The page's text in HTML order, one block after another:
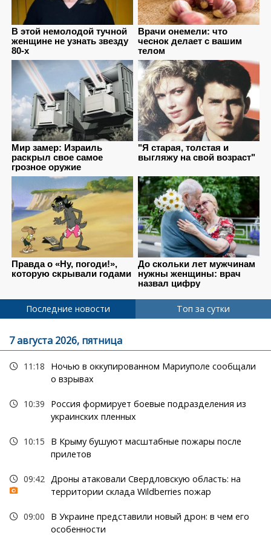
Последние новости Топ за сутки
7 августа 2026, пятница
11:18
Ночью в оккупированном Мариуполе сообщали
о взрывах
10:39
Россия формирует боевые подразделения из
украинских пленных
10:15
В Крыму бушуют масштабные пожары после
прилетов
09:42 Дроны атаковали Свердловскую область: на
территории склада Wildberries пожар
09:00
В Украине представили новый дрон: в чем его
особенности